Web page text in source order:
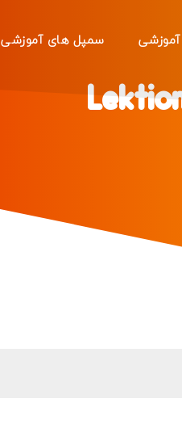
سمپل های آموزشی